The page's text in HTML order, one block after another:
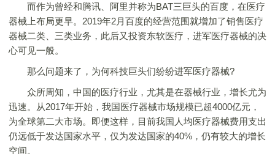
而作为曾经和腾讯、阿里并称为BAT三巨头的百度，在医疗
器械上布局更早。2019年2月百度的经营范围就增加了销售医疗
器械二类、三类业务，此后又投资东软医疗，进军医疗器械的决
心可见一般。
那么问题来了，为何科技巨头们纷纷进军医疗器械?
众所周知，中国的医疗行业，尤其是在器械行业，增长尤为
迅速。从2017年开始，我国医疗器械市场规模已超4000亿元，
为全球第二大市场。即便这样，目前我国人均医疗器械费用支出
仍远低于发达国家水平，仅为发达国家的40%，仍有较大的增长
空间。